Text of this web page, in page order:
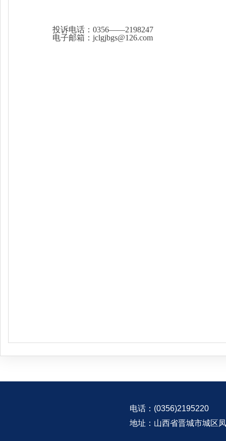
投诉电话： 0356——2198247
电子邮箱： jclgjbgs@126.com
电话：(0356)2195220
地址：山西省晋城市城区